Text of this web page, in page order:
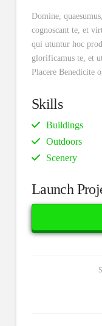
Domine,
cognoscant te, et
qui utuntur hoc
glorificamus te, et
Placere Benedicite
Skills
Buildings
Outdoors
Scenery
Launch